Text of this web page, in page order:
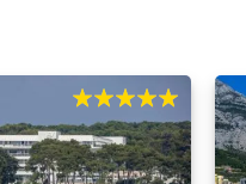
100%
% of100